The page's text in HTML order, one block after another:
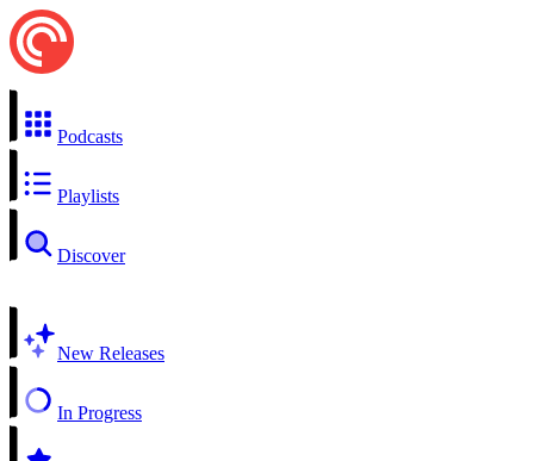
Podcasts
Playlists
Discover
New Releases
In Progress